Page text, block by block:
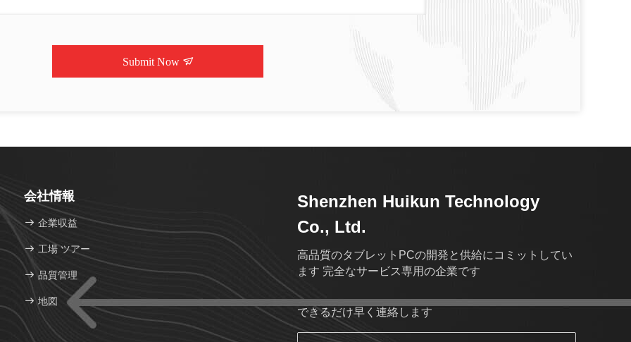
Submit Now
会社情報
企業収益
工場 ツアー
品質管理
地図
Shenzhen Huikun Technology
Co., Ltd.
高品質のタブレットPCの開発と供給にコミットしてい
ます 完全なサービス専用の企業です
できるだけ早く連絡します